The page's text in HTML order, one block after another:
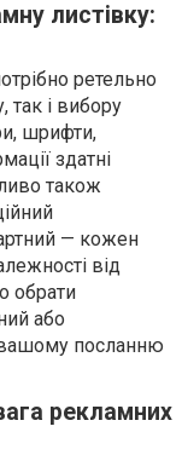
листівку:
ретельно
так і вибору
шрифти,
здатні
також
— кожен
від
обрати
або
посланню
рекламних